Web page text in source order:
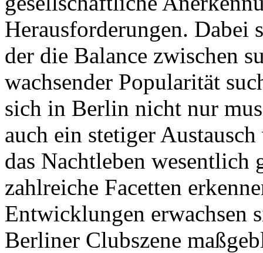
Herausforderungen. Dabei
der die Balance zwischen
wachsender Popularität
sich in Berlin nicht nur
auch ein stetiger
das Nachtleben wesentlich
zahlreiche Facetten
Entwicklungen erwachsen
Berliner Clubszene